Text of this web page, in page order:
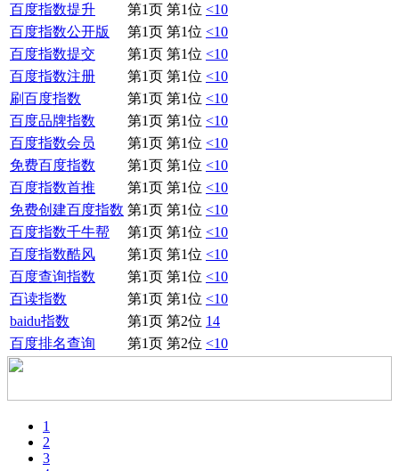
百度指数提升
第1页 第1位 <10
百度指数公开版
第1页 第1位 <10
百度指数提交
第1页 第1位 <10
百度指数注册
第1页 第1位 <10
刷百度指数
第1页 第1位 <10
百度品牌指数
第1页 第1位 <10
百度指数会员
第1页 第1位 <10
免费百度指数
第1页 第1位 <10
百度指数首推
第1页 第1位 <10
免费创建百度指数 第1页 第1位 <10
百度指数千牛帮
第1页 第1位 <10
百度指数酷风
第1页 第1位 <10
百度查询指数
第1页 第1位 <10
百读指数
第1页 第1位 <10
baidu指数
第1页 第2位 14
百度排名查询
第1页 第2位 <10
1
2
3